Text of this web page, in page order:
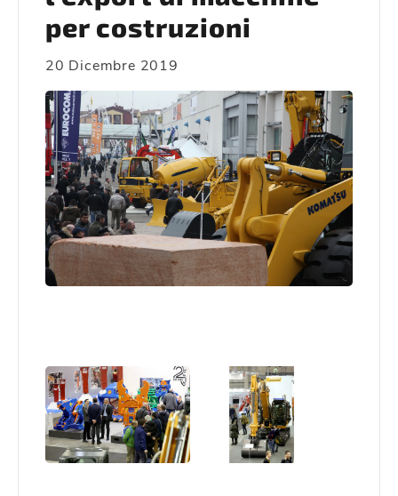
per costruzioni
20 Dicembre 2019